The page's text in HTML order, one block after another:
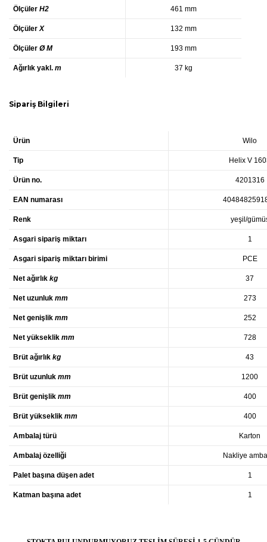
Ölçüler H2 461 mm
Ölçüler X 132 mm
Ölçüler Ø M 193 mm
Ağırlık yakl. m 37 kg
Sipariş Bilgileri
Ürün Wilo
Tip Helix V
Ürün no. 4201316
EAN numarası
Renk yeşil/
Asgari sipariş miktarı 1
Asgari sipariş miktarı birimi PCE
Net ağırlık kg 37
Net uzunluk mm 273
Net genişlik mm 252
Net yükseklik mm 728
Brüt ağırlık kg 43
Brüt uzunluk mm 1200
Brüt genişlik mm 400
Brüt yükseklik mm 400
Ambalaj türü Karton
Ambalaj özelliği Nakliye
Palet başına düşen adet 1
Katman başına adet 1